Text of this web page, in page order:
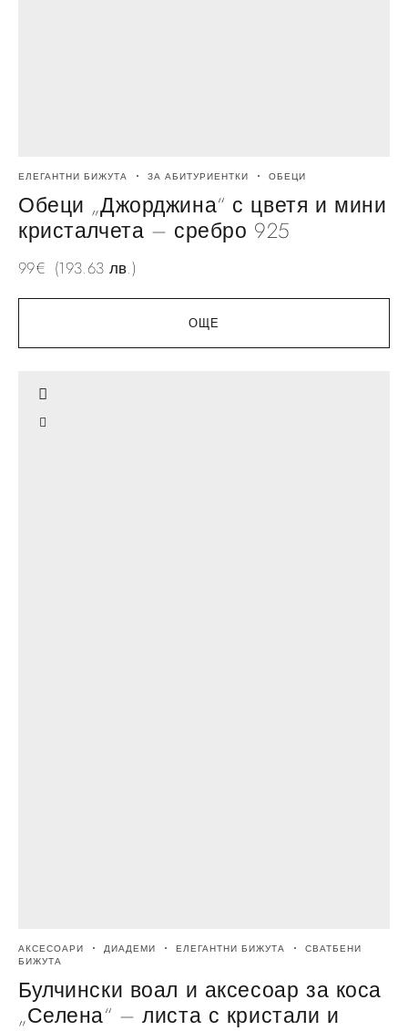
ОЩЕ
ЕЛЕГАНТНИ БИЖУТА ЗА АБИТУРИЕНТКИ ОБЕЦИ
Обеци „Джорджина“ с цветя и мини
кристалчета – сребро 925
99€ (193.63 лв.)
АКСЕСОАРИ ДИАДЕМИ ЕЛЕГАНТНИ БИЖУТА
СВАТБЕНИ
БИЖУТА
Булчински воал и аксесоар за коса
„Селена“ – листа с кристали и